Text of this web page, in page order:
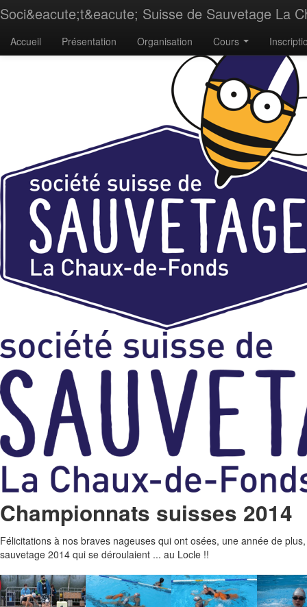
Soci&eacute;t&eacute; Suisse de Sauvetage La
Accueil Présentation Organisation Cours
Championnats suisses 2014
Félicitations à nos braves nageuses qui ont osées, une année de
sauvetage 2014 qui se déroulaient ... au Locle !!